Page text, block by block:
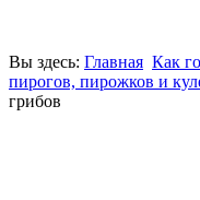
Вы здесь: Главная Как
пирогов, пирожков и
грибов